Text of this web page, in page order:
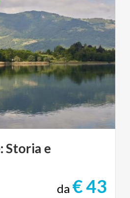
Storia e
da € 43